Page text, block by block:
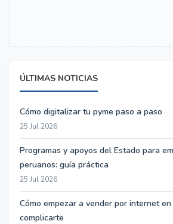
ÚLTIMAS NOTICIAS
Cómo digitalizar tu pyme paso a paso
25 Jul 2026
Programas y apoyos del Estado para
peruanos: guía práctica
25 Jul 2026
Cómo empezar a vender por internet
complicarte